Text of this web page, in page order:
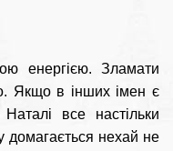
енергією. Зламати
Якщо в інших імен є
все настільки
нехай не